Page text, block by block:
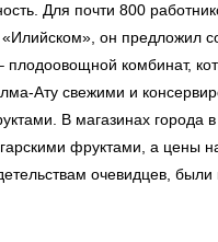
Для почти 800
он предложил
плодоовощной комбинат,
Ату свежими и
В магазинах города
фруктами, а цены
очевидцев,